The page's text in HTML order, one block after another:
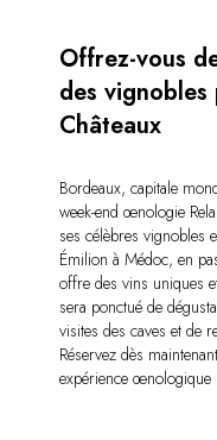
Offrez-vous
des
Châteaux
Bordeaux, capitale
week-end œnologie
ses célèbres vignobles
Émilion à Médoc, en
offre des vins uniques
sera ponctué de
visites des caves et de
Réservez dès
expérience œnologique